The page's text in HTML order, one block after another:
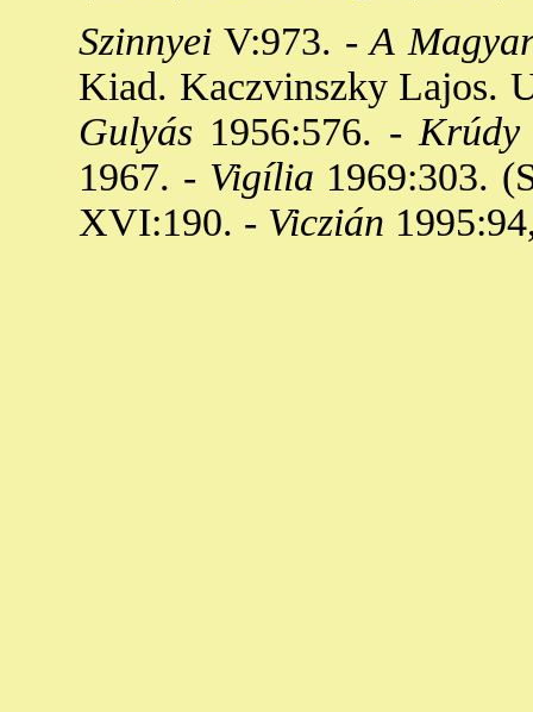
Szinnyei V:973. - A
Kiad. Kaczvinszky Lajos.
Gulyás 1956:576. -
1967. - Vigília 1969:303.
XVI:190. - Viczián